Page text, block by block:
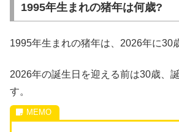
1995年生まれの猪年は何歳?
1995年生まれの猪年は、2026年に30
2026年の誕生日を迎える前は30歳、
す。